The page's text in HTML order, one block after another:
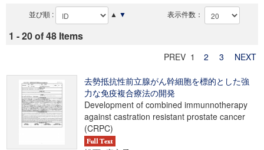
並び順 : ▲ ▼ 表示件数：
1 - 20 of 48 Items
PREV 1 2 3 NEXT
去勢抵抗性前立腺がん幹細胞を標的とした強
力な免疫複合療法の開発
Development of combined immunnotherapy
against castration resistant prostate cancer
(CRPC)